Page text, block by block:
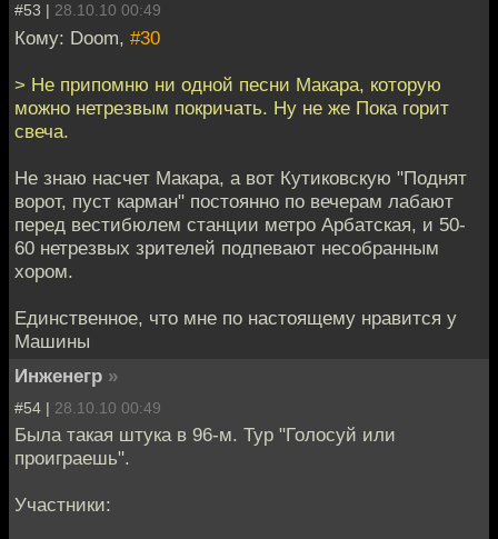
#53 | 28.10.10 00:49
Кому: Doom, #30
> Не припомню ни одной песни Макара, которую
можно нетрезвым покричать. Ну не же Пока горит
свеча.
Не знаю насчет Макара, а вот Кутиковскую "Поднят
ворот, пуст карман" постоянно по вечерам лабают
перед вестибюлем станции метро Арбатская, и 50-
60 нетрезвых зрителей подпевают несобранным
хором.
Единственное, что мне по настоящему нравится у
Машины
Инженегр »
#54 | 28.10.10 00:49
Была такая штука в 96-м. Тур "Голосуй или
проиграешь".
Участники: